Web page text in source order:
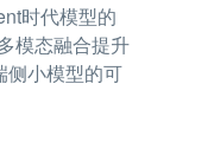
时代模型的
模态融合提升
侧小模型的可